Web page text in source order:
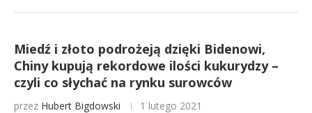
Miedź i złoto podrożeją dzięki Bidenowi,
Chiny kupują rekordowe ilości kukurydzy –
czyli co słychać na rynku surowców
przez Hubert Bigdowski 1 lutego 2021